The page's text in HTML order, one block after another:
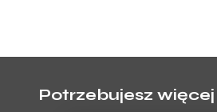
Potrzebujesz